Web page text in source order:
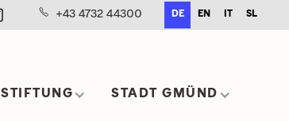
+43 4732 44300 DE EN SL
STIFTUNG STADT GMÜND